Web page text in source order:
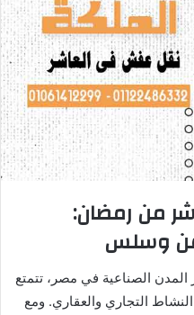
من رمضان:
وسلس
الصناعية في مصر، تتمتع
التجاري والعقاري. ومع